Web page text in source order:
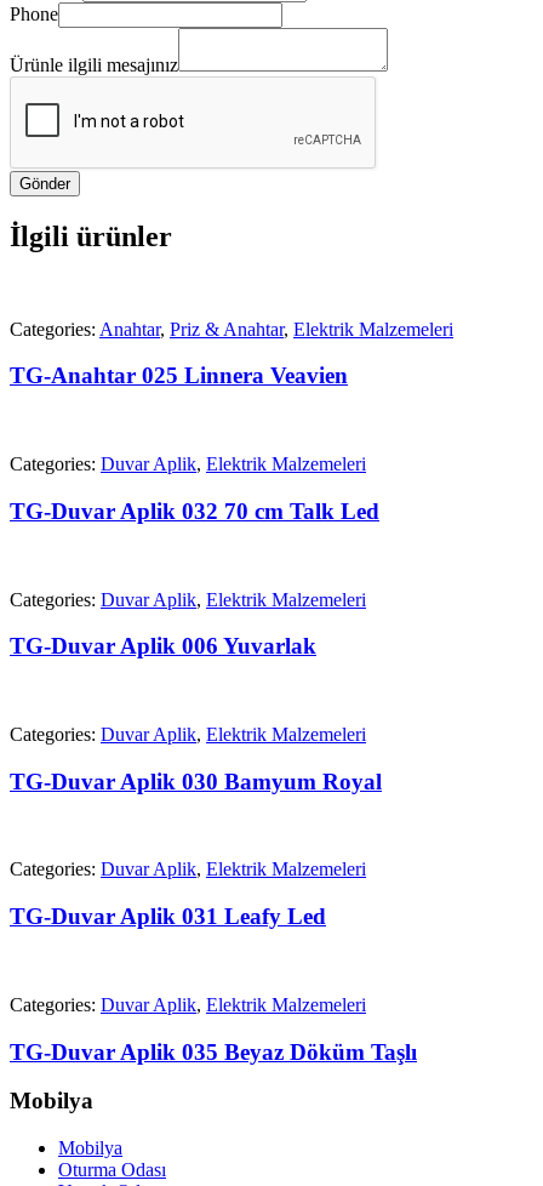
Adı
Soyadı
Phone
Ürünle ilgili mesajınız
Gönder
İlgili ürünler
Categories: Anahtar, Priz & Anahtar, Elektrik Malzemeleri
TG-Anahtar 025 Linnera Veavien
Categories: Duvar Aplik, Elektrik Malzemeleri
TG-Duvar Aplik 032 70 cm Talk Led
Categories: Duvar Aplik, Elektrik Malzemeleri
TG-Duvar Aplik 006 Yuvarlak
Categories: Duvar Aplik, Elektrik Malzemeleri
TG-Duvar Aplik 030 Bamyum Royal
Categories: Duvar Aplik, Elektrik Malzemeleri
TG-Duvar Aplik 031 Leafy Led
Categories: Duvar Aplik, Elektrik Malzemeleri
TG-Duvar Aplik 035 Beyaz Döküm Taşlı
Mobilya
Mobilya
Oturma Odası